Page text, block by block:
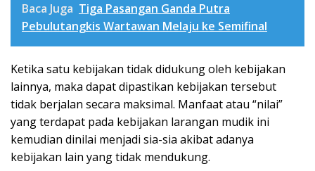
Baca Juga Tiga Pasangan Ganda Putra
Pebulutangkis Wartawan Melaju ke Semifinal
Ketika satu kebijakan tidak didukung oleh kebijakan
lainnya, maka dapat dipastikan kebijakan tersebut
tidak berjalan secara maksimal. Manfaat atau “nilai”
yang terdapat pada kebijakan larangan mudik ini
kemudian dinilai menjadi sia-sia akibat adanya
kebijakan lain yang tidak mendukung.